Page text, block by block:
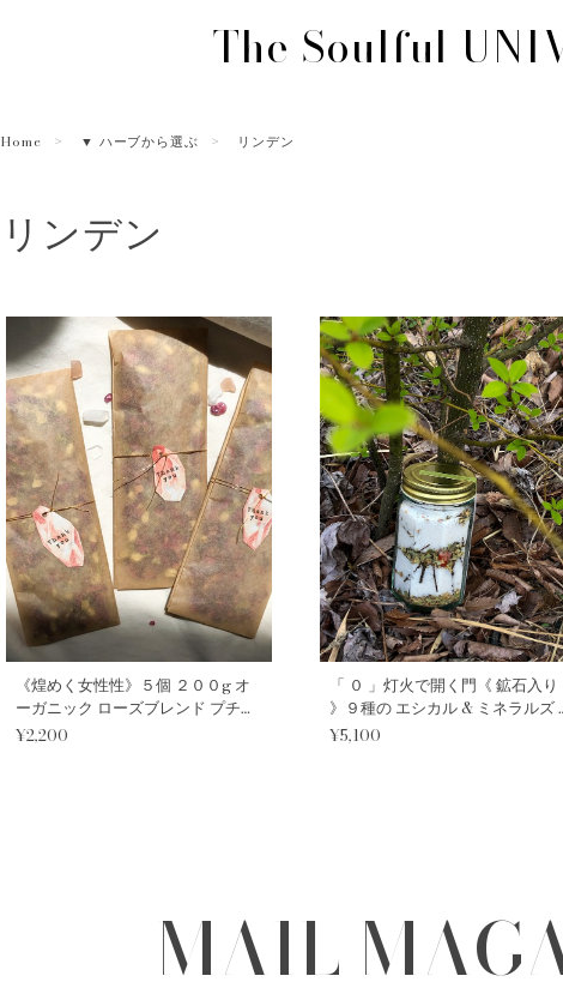
The Soulful
Home ▼ ハーブから選ぶ リンデン
リンデン
《煌めく女性性》５個 ２００g オ
ーガニック ローズブレンド プチギ
フト ３種のハーバルバスポプリ
¥2,200
「 ０ 」灯火で開く門《 鉱石入り
》９種の エシカル & ミネラルズ
ーバル バスポプリ｜into the
¥5,100
MAIL